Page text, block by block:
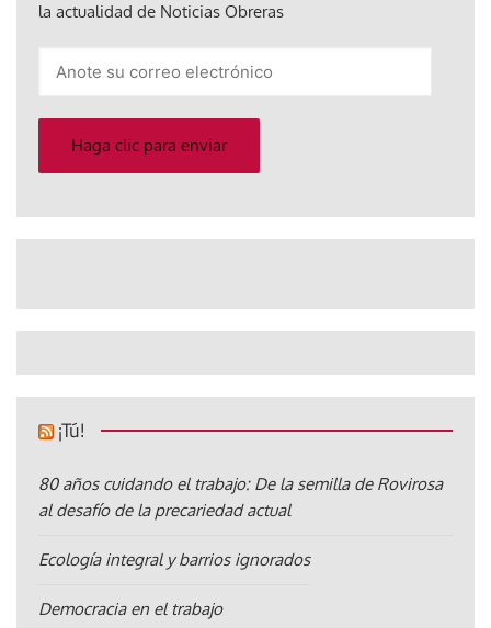
la actualidad de Noticias Obreras
electrónico
Haga clic para enviar
¡Tú!
80 años cuidando el trabajo: De la semilla de Rovirosa
al desafío de la precariedad actual
Ecología integral y barrios ignorados
Democracia en el trabajo